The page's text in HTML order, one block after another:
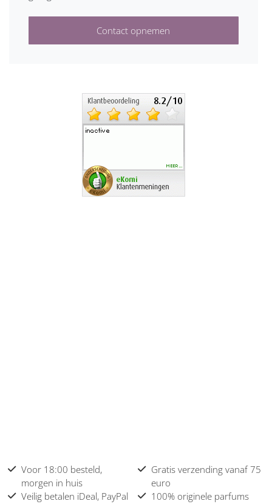
Contact opnemen
Voor 18:00 besteld,
morgen in huis
Gratis verzending vanaf 75
euro
Veilig betalen iDeal, PayPal
100% originele parfums